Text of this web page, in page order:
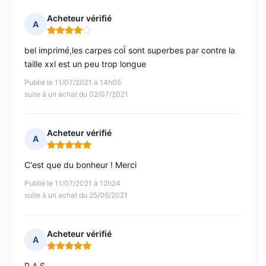
A
Acheteur vérifié
Note : 4 sur 5
Publié le 11/07/2021 à 14h05
suite à un achat du 02/07/2021
bel imprimé,les carpes coÏ sont superbes par contre la
taille xxl est un peu trop longue
A
Acheteur vérifié
Note : 5 sur 5
Publié le 11/07/2021 à 12h24
suite à un achat du 25/06/2021
C'est que du bonheur ! Merci
A
Acheteur vérifié
Note : 5 sur 5